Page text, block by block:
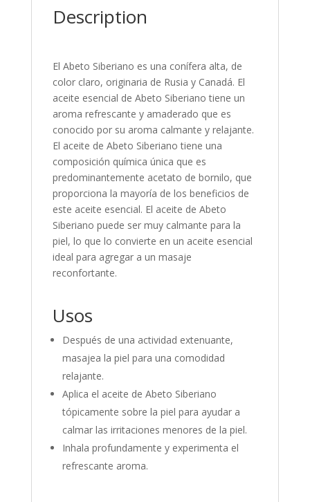
Description
El Abeto Siberiano es una conífera alta, de
color claro, originaria de Rusia y Canadá. El
aceite esencial de Abeto Siberiano tiene un
aroma refrescante y amaderado que es
conocido por su aroma calmante y relajante.
El aceite de Abeto Siberiano tiene una
composición química única que es
predominantemente acetato de bornilo, que
proporciona la mayoría de los beneficios de
este aceite esencial. El aceite de Abeto
Siberiano puede ser muy calmante para la
piel, lo que lo convierte en un aceite esencial
ideal para agregar a un masaje
reconfortante.
Usos
Después de una actividad extenuante,
masajea la piel para una comodidad
relajante.
Aplica el aceite de Abeto Siberiano
tópicamente sobre la piel para ayudar a
calmar las irritaciones menores de la piel.
Inhala profundamente y experimenta el
refrescante aroma.